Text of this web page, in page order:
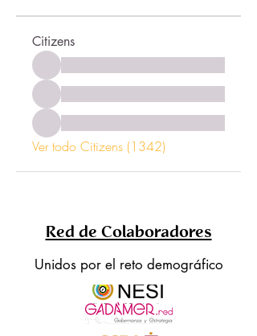
Citizens
Ver todo Citizens (1342)
Red de Colaboradores
Unidos por el reto demográfico